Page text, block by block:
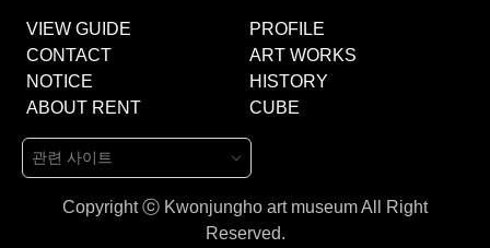
VIEW GUIDE
CONTACT
NOTICE
ABOUT RENT
PROFILE
ART WORKS
HISTORY
CUBE
Copyright ⓒ Kwonjungho art museum All Right
Reserved.